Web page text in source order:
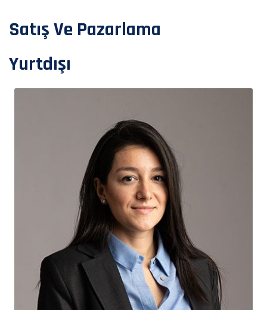
Satış Ve Pazarlama
Yurtdışı